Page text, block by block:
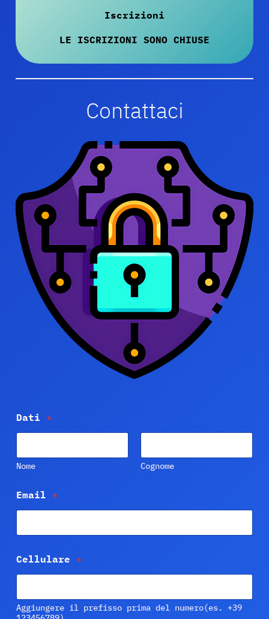
Iscrizioni
LE ISCRIZIONI SONO CHIUSE
Contattaci
Dati *
Nome Cognome
Email *
Cellulare *
Aggiungere il prefisso prima del numero(es. +39